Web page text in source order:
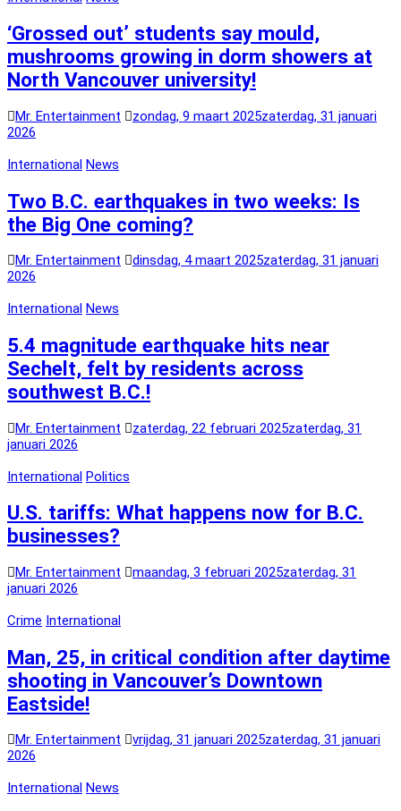
‘Grossed out’ students say mould,
mushrooms growing in dorm showers at
North Vancouver university!
Mr. Entertainment zondag, 9 maart 2025zaterdag, 31 januari
2026
International News
Two B.C. earthquakes in two weeks: Is
the Big One coming?
Mr. Entertainment dinsdag, 4 maart 2025zaterdag, 31 januari
2026
International News
5.4 magnitude earthquake hits near
Sechelt, felt by residents across
southwest B.C.!
Mr. Entertainment zaterdag, 22 februari 2025zaterdag, 31
januari 2026
International Politics
U.S. tariffs: What happens now for B.C.
businesses?
Mr. Entertainment maandag, 3 februari 2025zaterdag, 31
januari 2026
Crime International
Man, 25, in critical condition after daytime
shooting in Vancouver’s Downtown
Eastside!
Mr. Entertainment vrijdag, 31 januari 2025zaterdag, 31 januari
2026
International News